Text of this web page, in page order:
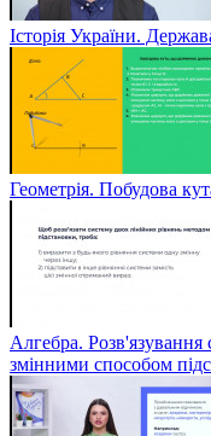
Історія України.
Геометрія. Побудова
Алгебра. Розв'язування
змінними способом